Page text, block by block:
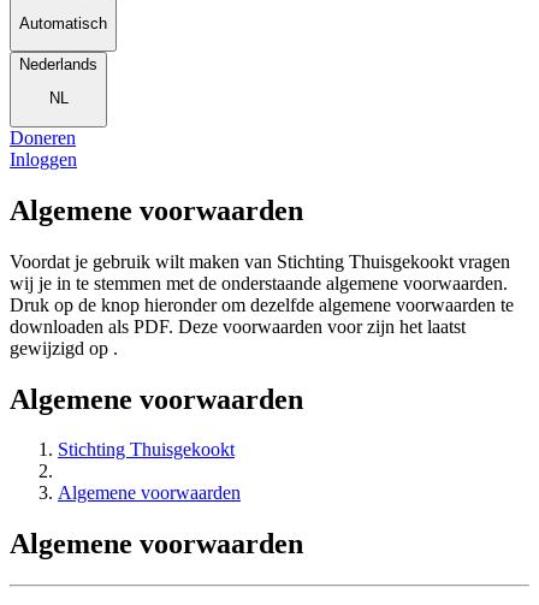
Automatisch
Nederlands
NL
Doneren
Inloggen
Algemene voorwaarden
Voordat je gebruik wilt maken van Stichting Thuisgekookt vragen
wij je in te stemmen met de onderstaande algemene voorwaarden.
Druk op de knop hieronder om dezelfde algemene voorwaarden te
downloaden als PDF. Deze voorwaarden voor zijn het laatst
gewijzigd op .
Algemene voorwaarden
Stichting Thuisgekookt
Algemene voorwaarden
Algemene voorwaarden